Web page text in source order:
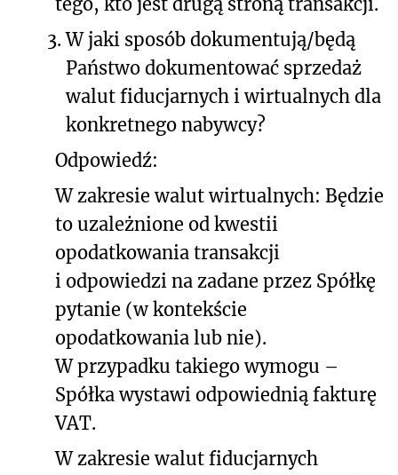
3. W jaki sposób dokumentują/będą
Państwo dokumentować sprzedaż
walut fiducjarnych i wirtualnych dla
konkretnego nabywcy?
Odpowiedź:
W zakresie walut wirtualnych: Będzie
to uzależnione od kwestii
opodatkowania transakcji
i odpowiedzi na zadane przez Spółkę
pytanie (w kontekście
opodatkowania lub nie).
W przypadku takiego wymogu –
Spółka wystawi odpowiednią fakturę
VAT.
W zakresie walut fiducjarnych